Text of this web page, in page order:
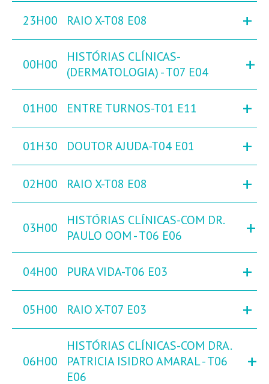
23H00 RAIO X-T08 E08 +
00H00
HISTÓRIAS CLÍNICAS-
(DERMATOLOGIA) - T07 E04
+
01H00 ENTRE TURNOS-T01 E11 +
01H30 DOUTOR AJUDA-T04 E01 +
02H00 RAIO X-T08 E08 +
03H00
HISTÓRIAS CLÍNICAS-COM DR.
PAULO OOM - T06 E06
+
04H00 PURA VIDA-T06 E03 +
05H00 RAIO X-T07 E03 +
06H00
HISTÓRIAS CLÍNICAS-COM DRA.
PATRICIA ISIDRO AMARAL - T06
E06
+